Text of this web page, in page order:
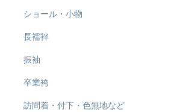
ショール・小物
長襦袢
振袖
卒業袴
訪問着・付下・色無地など